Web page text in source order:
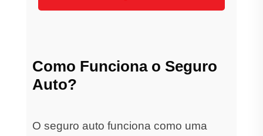
Como Funciona o Seguro
Auto?
O seguro auto funciona como uma